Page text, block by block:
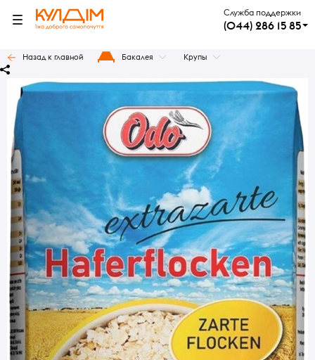
Служба поддержки
(044) 286 15 85
Назад к главной Бакалея Крупы